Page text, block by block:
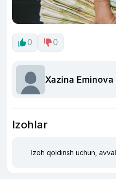
0 0
Xazina Eminova
Izohlar
Izoh qoldirish uchun, avval